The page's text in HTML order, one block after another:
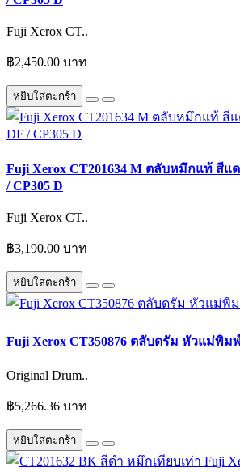
Fuji Xerox CT..
฿2,450.00 บาท
หยิบใส่ตะกร้า
Fuji Xerox CT201634 M ตลับหมึกแท้ สีแ
/ CP305 D
Fuji Xerox CT..
฿3,190.00 บาท
หยิบใส่ตะกร้า
Fuji Xerox CT350876 ตลับดรัม หัวแม่พิม
Original Drum..
฿5,266.36 บาท
หยิบใส่ตะกร้า